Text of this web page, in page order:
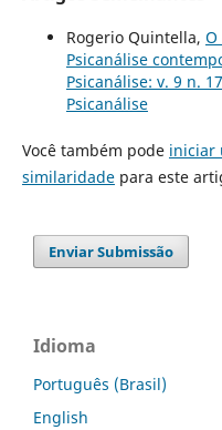
Rogerio Quintella, O
Psicanálise
Psicanálise: v. 9 n.
Psicanálise
Você também pode iniciar
similaridadepara este
Enviar Submissão
Idioma
Português (Brasil)
English